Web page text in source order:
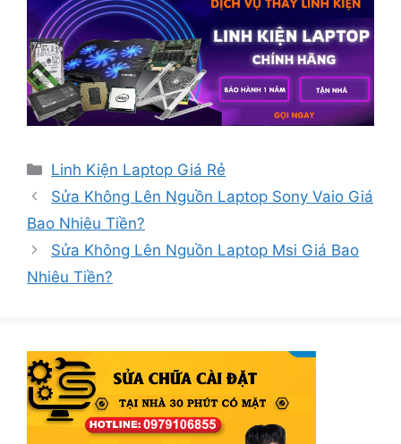
Danh
mục
Linh Kiện Laptop Giá Rẻ
Sửa Không Lên Nguồn Laptop Sony Vaio Giá
Bao Nhiêu Tiền?
Sửa Không Lên Nguồn Laptop Msi Giá Bao
Nhiêu Tiền?